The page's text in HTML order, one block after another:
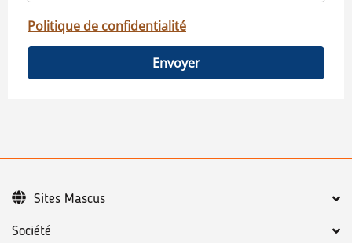
Politique de confidentialité
Envoyer
Société
Sites Mascus